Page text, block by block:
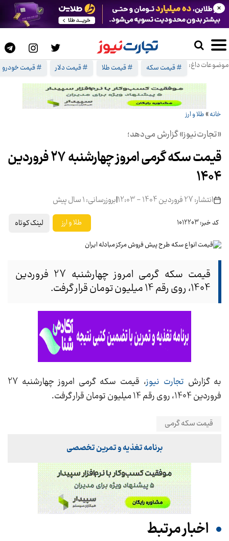
موضوعات داغ: # قیمت سکه # قیمت طلا # قیمت دلار # قیمت خودرو
×
خانه» طلا و ارز
«تجارت‌نیوز» گزارش می‌دهد؛
قیمت سکه‌‌ گرمی امروز چهارشنبه 27 فروردین
1404
انتشار: 27 فروردین 1404 - 12:03 |بروزرسانی: 1 سال پیش
کد خبر: 1012203 طلا و ارز لینک کوتاه
قیمت سکه‌‌ گرمی امروز چهارشنبه 27 فروردین
1404، روی رقم 14 میلیون تومان قرار گرفت.
به گزارش تجارت نیوز
، قیمت سکه‌‌ گرمی امروز چهارشنبه 27
فروردین 1404، روی رقم 14 میلیون تومان قرار گرفت.
قیمت سکه گرمی
برنامه تغذیه و تمرین تخصصی
اخبار مرتبط